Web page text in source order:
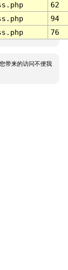
62
94
76
带来的访问不便我